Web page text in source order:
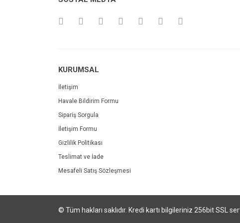
KURUMSAL
İletişim
Havale Bildirim Formu
Sipariş Sorgula
İletişim Formu
Gizlilik Politikası
Teslimat ve İade
Mesafeli Satış Sözleşmesi
© Tüm hakları saklıdır. Kredi kartı bilgileriniz 256bit SSL